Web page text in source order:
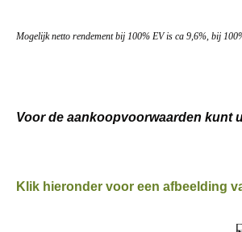
Mogelijk netto rendement bij 100% EV is ca 9,6%, bij
Voor de aankoopvoorwaarden kunt
Klik hieronder voor een afbeelding